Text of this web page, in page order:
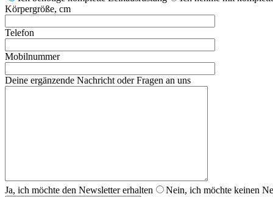
Körpergröße, cm
Telefon
Mobilnummer
Deine ergänzende Nachricht oder Fragen an uns
Ja, ich möchte den Newsletter erhalten Nein, ich möchte keinen